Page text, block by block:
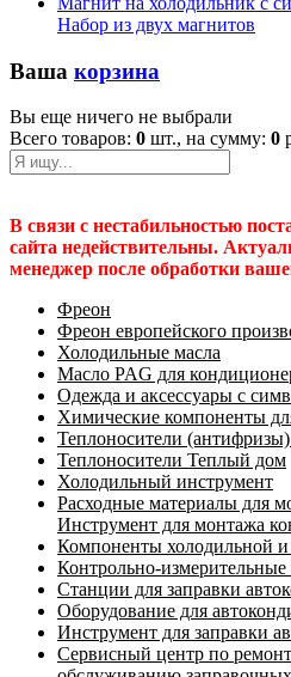
Набор из двух магнитов
Ваша корзина
Вы еще ничего не выбрали
Всего товаров: 0 шт., на сумму: 0
В связи с нестабильностью
сайта недействительны.
менеджер после обработки
Фреон
Фреон европейского
Холодильные масла
Масло PAG для
Одежда и аксессуары с
Химические компоненты
Теплоносители
Теплоносители Теплый дом
Холодильный инструмент
Расходные материалы для
Инструмент для монтажа
Компоненты холодильной и
Контрольно-
Станции для заправки
Оборудование для
Инструмент для заправки
Сервисный центр по